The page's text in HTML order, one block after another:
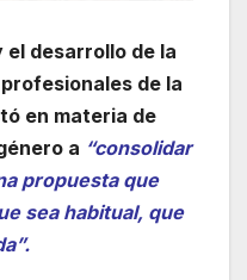
desarrollo de la
de la
en materia de
a “consolidar
propuesta que
sea habitual, que